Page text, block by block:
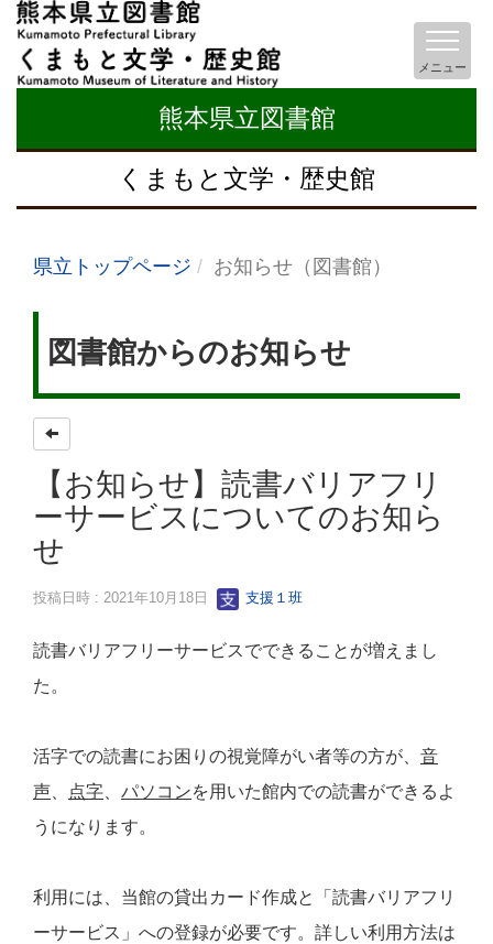
熊本県立図書館
くまもと文学・歴史館
メニュー
県立トップページ お知らせ（図書館）
図書館からのお知らせ
【お知らせ】読書バリアフリ
ーサービスについてのお知ら
せ
投稿日時 : 2021年10月18日 支援１班
読書バリアフリーサービスでできることが増えまし
た。
活字での読書にお困りの視覚障がい者等の方が、 音
声
点字 パソコンを用いた館内での読書ができるよ
うになります。
利用には、当館の貸出カード作成と「読書バリアフリ
ーサービス」への登録が必要です。詳しい利用方法は